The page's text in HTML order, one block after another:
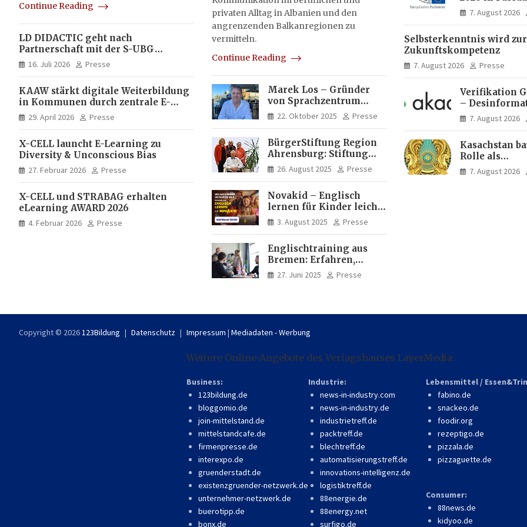
Continue Reading
LD DIDACTIC geht nach
Partnerschaft mit der S-UBG
vollständig in Unternehmerhand
16. Juli 2026 Presse
KAAW stärkt digitale Weiterbildung
in Kommunen durch zentrale E-
Learning Plattform von X-CELL
29. April 2026 Presse
X-CELL launcht E-Learning zu
Diversity & Unconscious Bias
27. Februar 2026 Presse
X-CELL und STRABAG erhalten
eLearning AWARD 2026
4. Februar 2026 Presse
privaten Alltag in Albanien und den
angrenzenden Balkanregionen zu
vermitteln.
Continue Reading
Marek Los – Gründer
von Sprachzentrum
Moose, Moose Casa
Italia und Apartamento
Experte für Bildung und
Investitionen in
Brasilien
22. Oktober 2025 Presse
BürgerStiftung Region
Ahrensburg: Stiftung
Dietrich+Gudrun Maaß
fördert
Frauen
26. August 2025 Presse
Novakid – Englisch
lernen für Kinder leicht
gemacht
3. August 2025 Presse
Englischtraining aus
Bremen: Erfahren,
professionell, online
zugänglich
27. Juni 2025 Presse
Menschen
Ideen für
7. August 2026
Selbsterkenntnis wird zur
Zukunftskompetenz
7. August 2026 Presse
Verifikation
–
Fake News,
Inhalte | dpa-
7. August 2026
Kasachstan
Rolle als
zwischen
7. August 2026
Copyright © 2026123Bildung Datenschutz Impressum | Mediadaten - Werbung
Weitere Online-Angebote des Verlagshauses LayerMedia:
Business:
123bildung.de
bloggomio.de
join-mittelstand.de
mittelstandcafe.de
firmenpresse.de
interexpo.de
gruenderstadt.de
existenzgruender-netzwerk.de
unternehmer-netzwerk.de
buerotipp.de
bonx.de
Industrie:
news-in-industry.com
news-in-industry.de
industrietreff.de
packtreff.de
blechtreff.de
automatisierungstreff.de
innovations-intelligenz.de
logistiktreff.de
88energie.de
88energy.net
surfigo.de
Lebensmittel /
fabino.de
snackeo.de
foodir.org
rezeptigo.de
pizzala.de
pizzaguette.de
Consumer:
88news.de
kidyoo.de